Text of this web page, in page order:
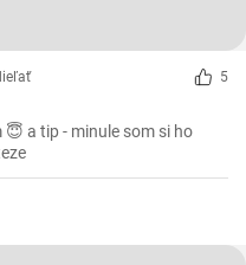
5
a tip - minule som si ho